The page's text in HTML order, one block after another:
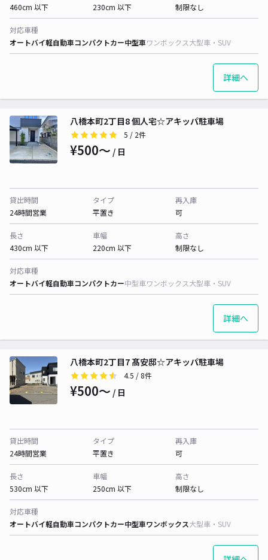
460cm 以下
230cm 以下
制限なし
対応車種
オートバイ軽自動車コンパクトカー中型車ワンボックス大型車・SUV
詳細へ
八橋本町2丁目8 個人宅☆アキッパ駐車場
5 / 2件
¥500〜 / 日
貸出時間
24時間営業
タイプ
平置き
再入庫
可
長さ
430cm 以下
車幅
220cm 以下
高さ
制限なし
対応車種
オートバイ軽自動車コンパクトカー中型車ワンボックス大型車・SUV
詳細へ
八橋本町2丁目7 髙安邸☆アキッパ駐車場
4.5 / 8件
¥500〜 / 日
貸出時間
24時間営業
タイプ
平置き
再入庫
可
長さ
530cm 以下
車幅
250cm 以下
高さ
制限なし
対応車種
オートバイ軽自動車コンパクトカー中型車ワンボックス大型車・SUV